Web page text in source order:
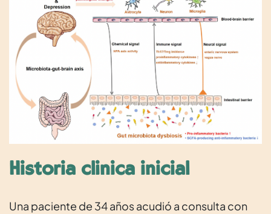
Historia clínica inicial
Una paciente de 34 años acudió a consulta con